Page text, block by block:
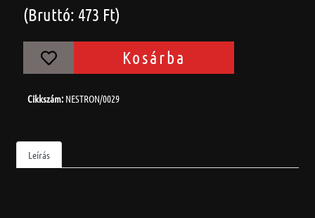
(Bruttó: 473 Ft)
Kosárba
Cikkszám: NESTRON/0029
Leírás